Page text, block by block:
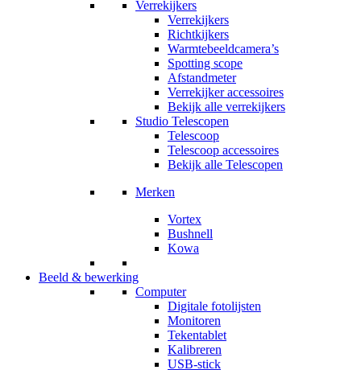
Verrekijkers
Verrekijkers
Richtkijkers
Warmtebeeldcamera’s
Spotting scope
Afstandmeter
Verrekijker accessoires
Bekijk alle verrekijkers
Studio Telescopen
Telescoop
Telescoop accessoires
Bekijk alle Telescopen
Merken
Vortex
Bushnell
Kowa
Beeld & bewerking
Computer
Digitale fotolijsten
Monitoren
Tekentablet
Kalibreren
USB-stick